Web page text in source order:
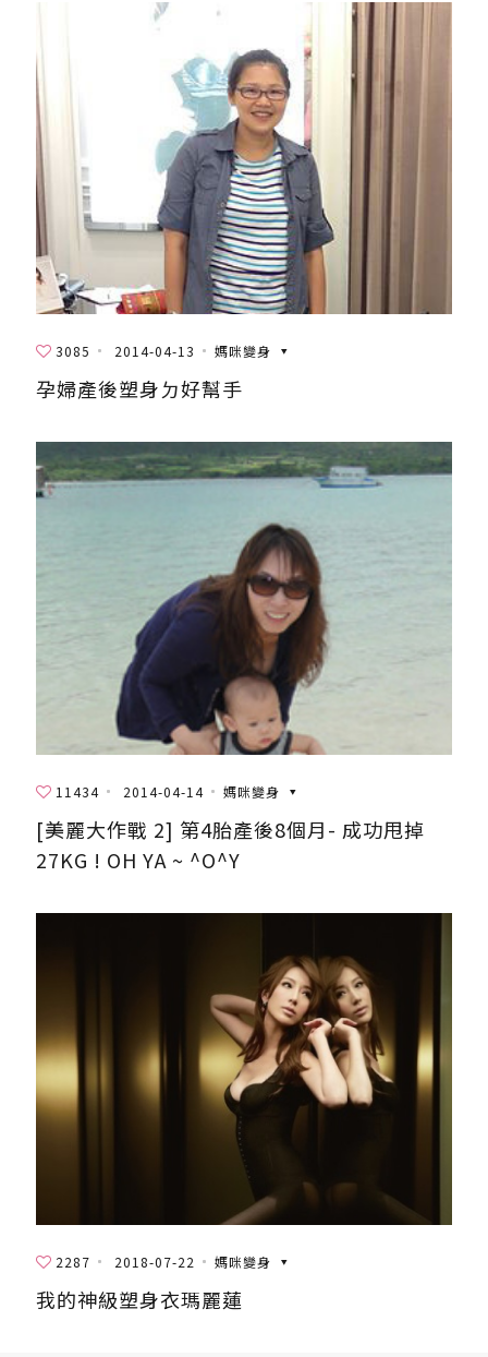
3085 2014-04-13 媽咪變身
孕婦產後塑身ㄉ好幫手
11434 2014-04-14 媽咪變身
[美麗大作戰 2] 第4胎產後8個月- 成功甩掉
27KG ! OH YA ~ ^O^Y
2287 2018-07-22 媽咪變身
我的神級塑身衣瑪麗蓮